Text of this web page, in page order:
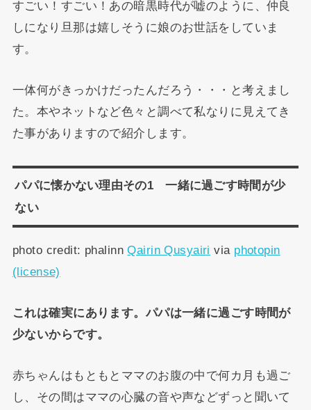
すごい！すごい！あの暗黒時代が嘘のように、仲良
しになり旦那は嬉しそうに娘のお世話をしていま
す。
一体何がきっかけだったんだろう・・・と考えまし
た。本やネットなど色々と調べて私なりに見えてき
た事がありますので紹介します。
パパに懐かない理由その1 一緒に過ごす時間が少
ない
photo credit: phalinnQairin Qusyairi via photopin
(license)
これは確実にあります。パパは一緒に過ごす時間が
少ないからです。
赤ちゃんはもともとママのお腹の中で何カ月も過ご
し、その間はママの心臓の音や声などずっと聞いて